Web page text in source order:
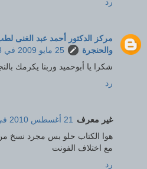
مركز الدكتور أحمد عبد الغنى
والحنجرة
25 مايو 2009 في 5:03 م
شكرا يا أبوحميد وربنا يكرمك
رد
غير معرف
21 أغسطس 2010 في 12:56 م
هوا الكتاب حلو بس مجرد نسخ
مع اختلاف الفونت
رد